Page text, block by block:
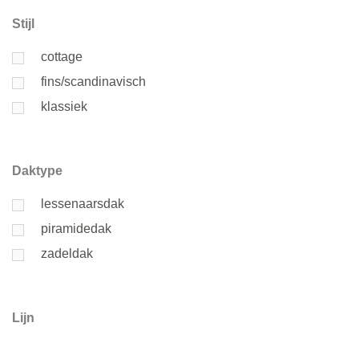
Stijl
cottage
fins/scandinavisch
klassiek
Daktype
lessenaarsdak
piramidedak
zadeldak
Lijn